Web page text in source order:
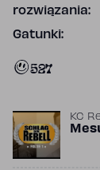
rozwiązania:
Gatunki:
527
KC